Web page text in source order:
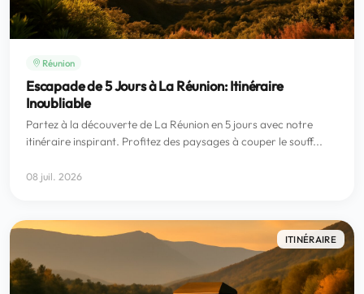
Réunion
Escapade de 5 Jours à La Réunion: Itinéraire
Inoubliable
Partez à la découverte de La Réunion en 5 jours avec notre
itinéraire inspirant. Profitez des paysages à couper le souff...
08 juil. 2026
ITINÉRAIRE